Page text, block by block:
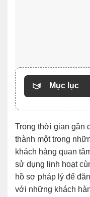
Mục lục
Trong thời gian gần
thành một trong
khách hàng quan
sử dụng linh hoạt
hồ sơ pháp lý để
với những khách